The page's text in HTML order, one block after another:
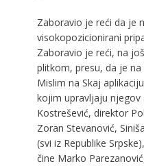
Zaboravio je reći da je
visokopozicionirani
Zaboravio je reći, na
plitkom, presu, da je
Mislim na Skaj
kojim upravljaju njegov
Kostrešević, direktor
Zoran Stevanović,
(svi iz Republike
čine Marko